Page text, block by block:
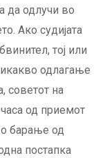
да одлучи во
Ако судијата
тој или
одлагање
советот на
од приемот
барање од
постапка